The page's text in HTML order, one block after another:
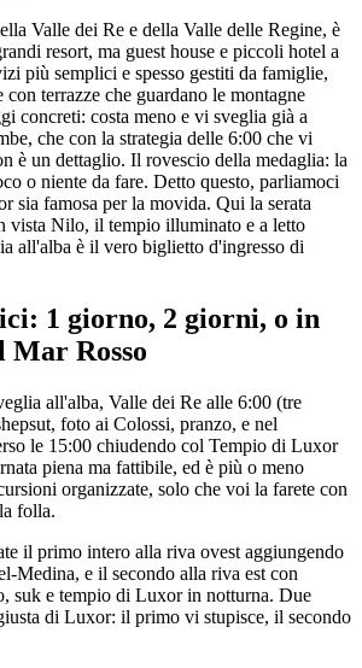
Valle dei Re e della Valle delle Regine, è
resort, ma guest house e piccoli hotel a
più semplici e spesso gestiti da famiglie,
terrazze che guardano le montagne
concreti: costa meno e vi sveglia già a
che con la strategia delle 6:00 che vi
è un dettaglio. Il rovescio della medaglia: la
o niente da fare. Detto questo, parliamoci
sia famosa per la movida. Qui la serata
vista Nilo, il tempio illuminato e a letto
all'alba è il vero biglietto d'ingresso di
1 giorno, 2 giorni, o in
Mar Rosso
all'alba, Valle dei Re alle 6:00 (tre
foto ai Colossi, pranzo, e nel
le 15:00 chiudendo col Tempio di Luxor
piena ma fattibile, ed è più o meno
organizzate, solo che voi la farete con
folla.
il primo intero alla riva ovest aggiungendo
Medina, e il secondo alla riva est con
suk e tempio di Luxor in notturna. Due
di Luxor: il primo vi stupisce, il secondo